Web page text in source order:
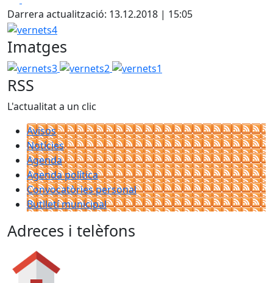
+
−
Darrera actualització: 13.12.2018 | 15:05
vernets4
Imatges
vernets3 vernets2 vernets1
RSS
L'actualitat a un clic
Avisos
Notícies
Agenda
Agenda política
Convocatòries personal
Butlletí municipal
Adreces i telèfons